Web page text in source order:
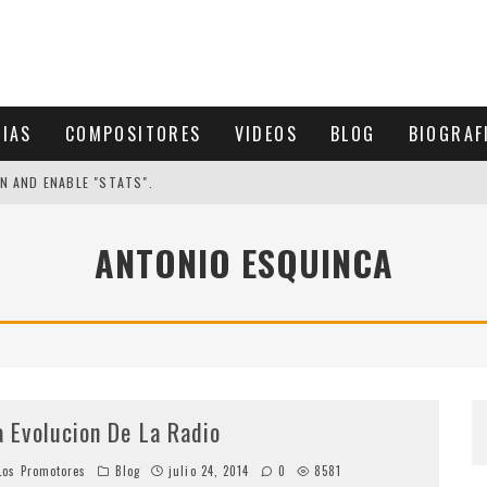
COMPOSITORES VIDEOS BLOG
AND ENABLE "STATS".
ANTONIO ESQUINCA
Evolucion De La Radio
Promotores Blog julio 24, 2014 0 8581